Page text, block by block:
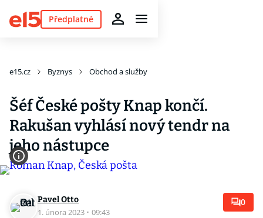
Předplatné
e15.cz Byznys Obchod a služby
Šéf České pošty Knap končí.
Rakušan vyhlásí nový tendr na
jeho nástupce
Pavel Otto
1. února 2023 · 09:43
0